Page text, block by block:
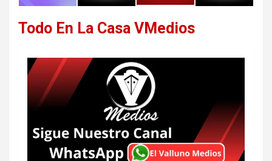
Todo En La Casa VMedios